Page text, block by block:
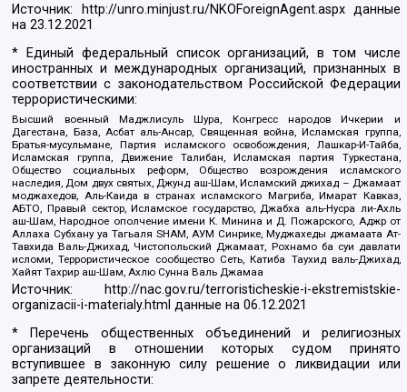
Источник: http://unro.minjust.ru/NKOForeignAgent.aspxданные
на23.12.2021
* Единый федеральный список организаций, в том числе
иностранных и международных организаций, признанных в
соответствии с законодательством Российской Федерации
террористическими:
Высший военный Маджлисуль Шура, Конгресс народов Ичкерии и
Дагестана, База, Асбат аль-Ансар, Священная война, Исламская группа,
Братья-мусульмане, Партия исламского освобождения, Лашкар-И-Тайба,
Исламская группа, Движение Талибан, Исламская партия Туркестана,
Общество социальных реформ, Общество возрождения исламского
наследия, Дом двух святых, Джунд аш-Шам, Исламский джихад – Джамаат
моджахедов, Аль-Каида в странах исламского Магриба, Имарат Кавказ,
АБТО, Правый сектор, Исламское государство, Джабха аль-Нусра ли-Ахль
аш-Шам, Народное ополчение имени К. Минина и Д. Пожарского, Аджр от
Аллаха Субхану уа Тагьаля SHAM, АУМ Синрике, Муджахеды джамаата Ат-
Тавхида Валь-Джихад, Чистопольский Джамаат, Рохнамо ба суи давлати
исломи, Террористическое сообщество Сеть, Катиба Таухид валь-Джихад,
Хайят Тахрир аш-Шам, Ахлю Сунна Валь Джамаа
Источник:
http://nac.gov.ru/terroristicheskie-i-ekstremistskie-
organizacii-i-materialy.html данные на06.12.2021
* Перечень общественных объединений и религиозных
организаций в отношении которых судом принято
вступившее в законную силу решение о ликвидации или
запрете деятельности: